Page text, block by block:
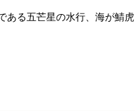
ある五芒星の水行、海が鯖虎